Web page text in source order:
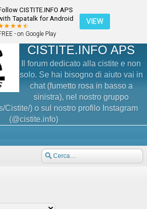
CISTITE.INFO APS
Tapatalk for Android
- on Google Play
VIEW
CISTITE.INFO APS
Il forum dedicato alla cistite e non
solo. Se hai bisogno di aiuto vai in
chat (fumetto rosa in basso a
sinistra), nel nostro gruppo
Cistite/) o sul nostro profilo Instagram
(@cistite.info)